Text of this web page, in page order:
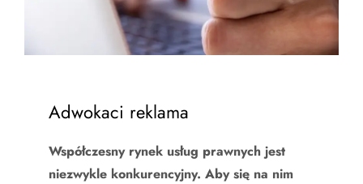
Adwokaci reklama
Współczesny rynek usług prawnych jest
niezwykle konkurencyjny. Aby się na nim